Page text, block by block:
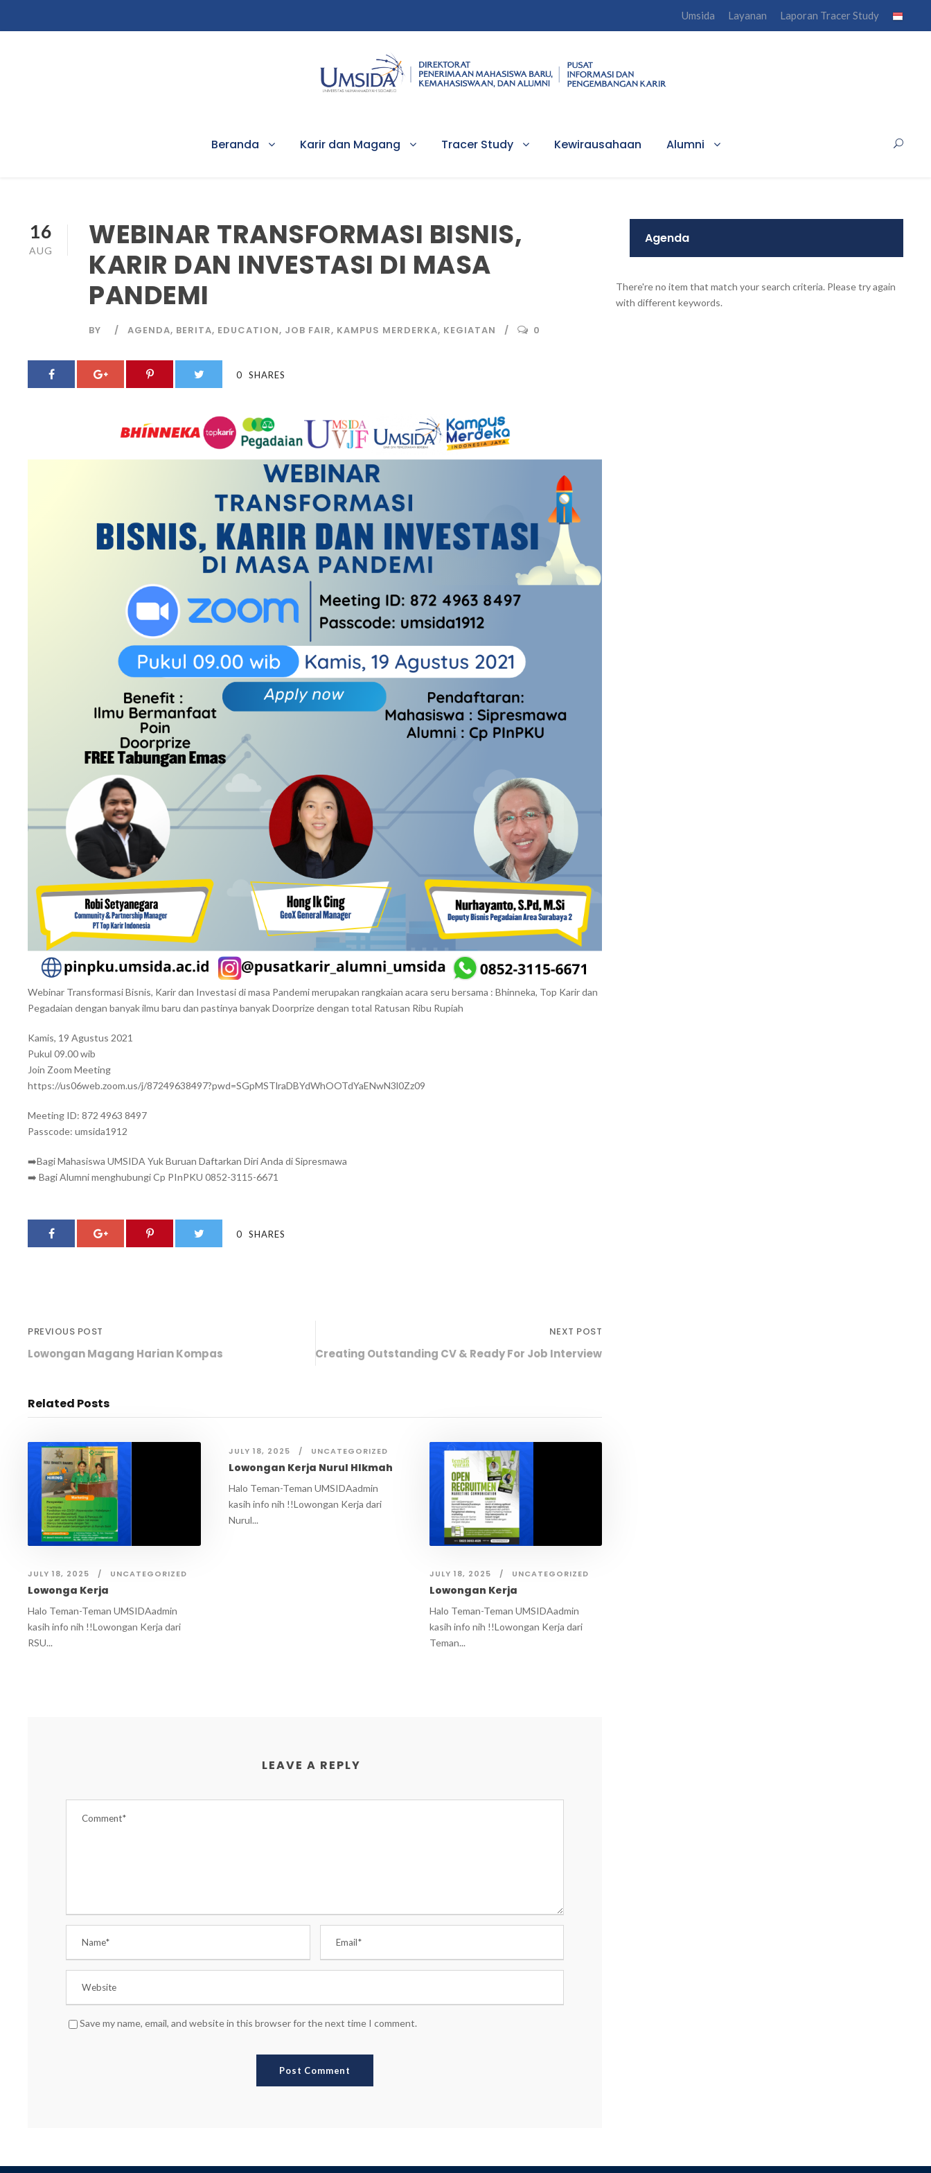
Umsida Layanan Laporan Tracer Study
Beranda Karir dan Magang Tracer Study Kewirausahaan Alumni
16
AUG
WEBINAR TRANSFORMASI BISNIS,
KARIR DAN INVESTASI DI MASA
PANDEMI
BY AGENDA, BERITA, EDUCATION, JOB FAIR, KAMPUS MERDERKA, KEGIATAN 0
0 SHARES
Webinar Transformasi Bisnis, Karir dan Investasi di masa Pandemi merupakan rangkaian acara seru bersama : Bhinneka, Top Karir dan
Pegadaian dengan banyak ilmu baru dan pastinya banyak Doorprize dengan total Ratusan Ribu Rupiah
Kamis, 19 Agustus 2021
Pukul 09.00 wib
Join Zoom Meeting
https://us06web.zoom.us/j/87249638497?pwd=SGpMSTlraDBYdWhOOTdYaENwN3l0Zz09
Meeting ID: 872 4963 8497
Passcode: umsida1912
➡️Bagi Mahasiswa UMSIDA Yuk Buruan Daftarkan Diri Anda di Sipresmawa
➡️ Bagi Alumni menghubungi Cp PInPKU 0852-3115-6671
0 SHARES
PREVIOUS POST
Lowongan Magang Harian Kompas
NEXT POST
Creating Outstanding CV & Ready For Job Interview
Related Posts
JULY 18, 2025 UNCATEGORIZED
Lowonga Kerja
Halo Teman-Teman UMSIDAadmin
kasih info nih !!Lowongan Kerja dari
RSU...
JULY 18, 2025 UNCATEGORIZED
Lowongan Kerja Nurul HIkmah
Halo Teman-Teman UMSIDAadmin
kasih info nih !!Lowongan Kerja dari
Nurul...
JULY 18, 2025 UNCATEGORIZED
Lowongan Kerja
Halo Teman-Teman UMSIDAadmin
kasih info nih !!Lowongan Kerja dari
Teman...
LEAVE A REPLY
Save my name, email, and website in this browser for the next time I comment.
Agenda
There're no item that match your search criteria. Please try again
with different keywords.